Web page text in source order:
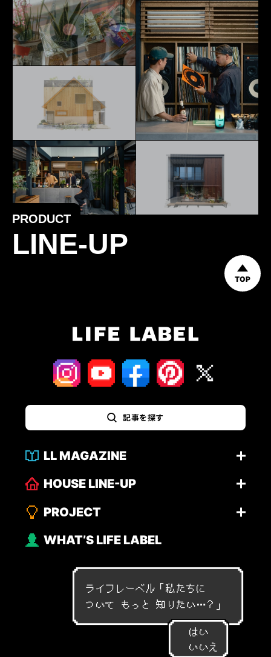
PRODUCT
LINE-UP
TOP
記事を探す
LL MAGAZINE
HOUSE LINE-UP
PROJECT
WHAT’S LIFE LABEL
ライフレーベル「私たちに
つ いて も っ と 知 り たい…？ 」
はい
いいえ